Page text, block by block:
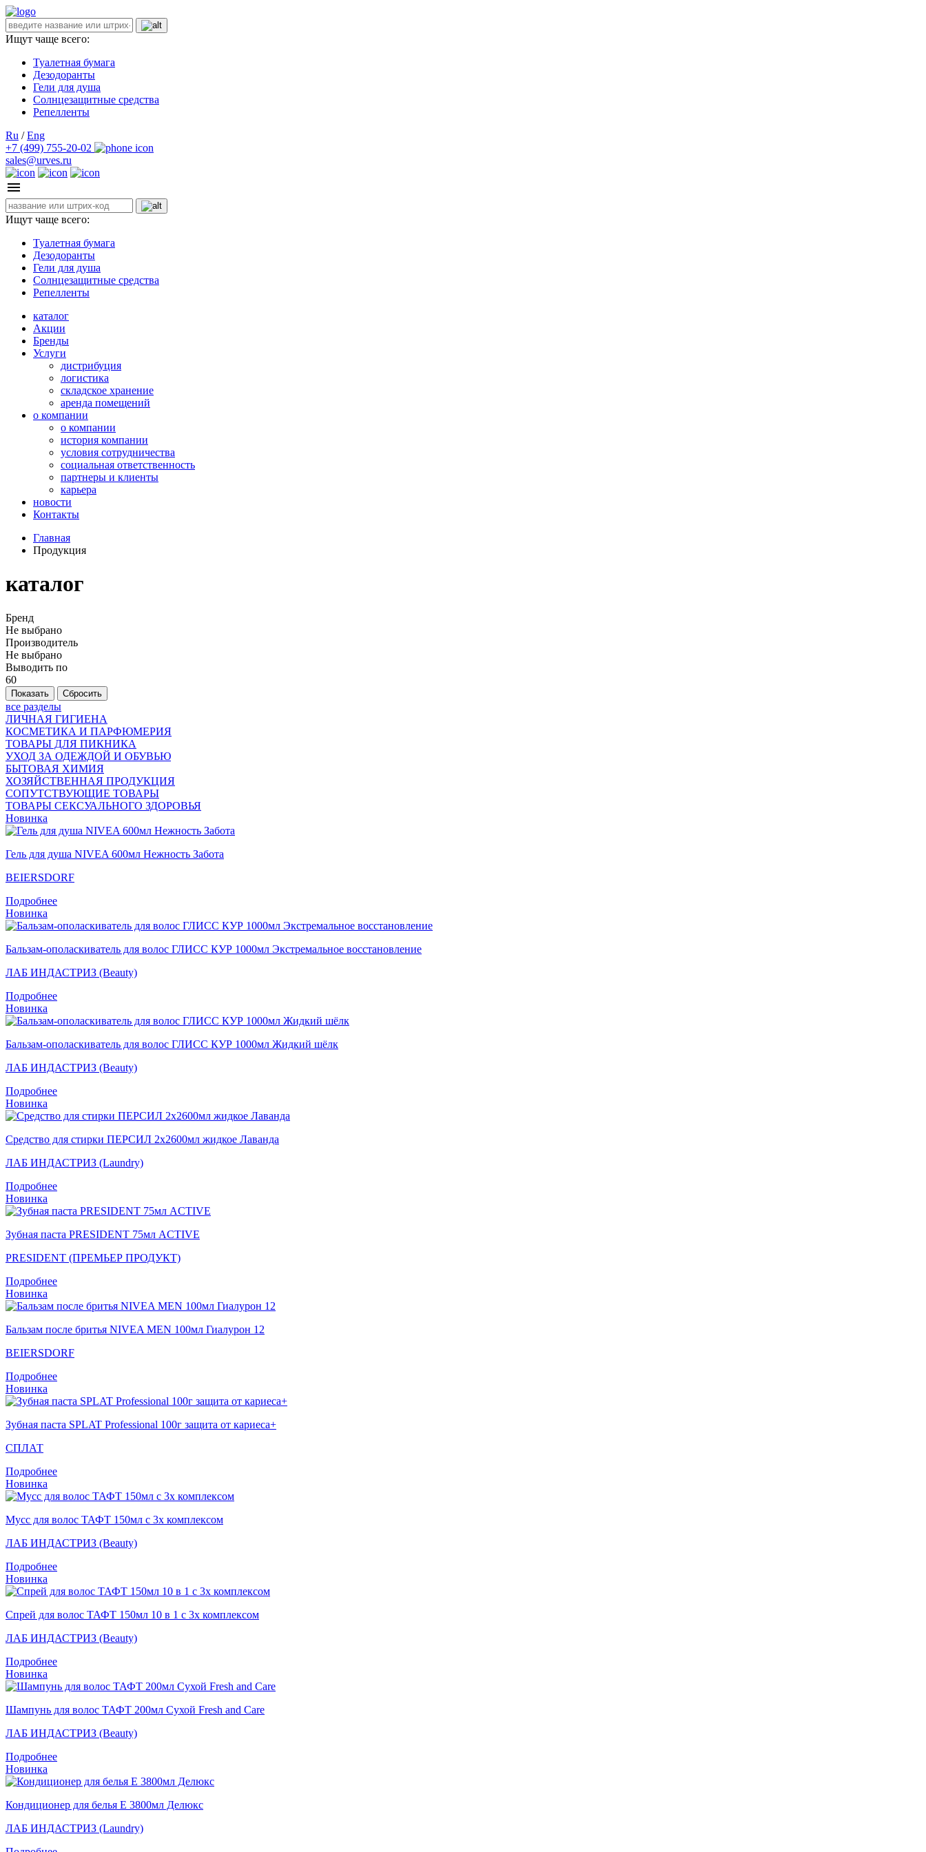
Ищут чаще всего:
Туалетная бумага
Дезодоранты
Гели для душа
Солнцезащитные средства
Репелленты
Ru / Eng
+7 (499) 755-20-02
sales@urves.ru
Ищут чаще всего:
Туалетная бумага
Дезодоранты
Гели для душа
Солнцезащитные средства
Репелленты
каталог
Акции
Бренды
Услуги
дистрибуция
логистика
складское хранение
аренда помещений
о компании
о компании
история компании
условия сотрудничества
социальная ответственность
партнеры и клиенты
карьера
новости
Контакты
Главная
Продукция
каталог
Бренд
Не выбрано
Производитель
Не выбрано
Выводить по
60
все разделы
ЛИЧНАЯ ГИГИЕНА
КОСМЕТИКА И ПАРФЮМЕРИЯ
ТОВАРЫ ДЛЯ ПИКНИКА
УХОД ЗА ОДЕЖДОЙ И ОБУВЬЮ
БЫТОВАЯ ХИМИЯ
ХОЗЯЙСТВЕННАЯ ПРОДУКЦИЯ
СОПУТСТВУЮЩИЕ ТОВАРЫ
ТОВАРЫ СЕКСУАЛЬНОГО ЗДОРОВЬЯ
Новинка
Гель для душа NIVEA 600мл Нежность Забота
BEIERSDORF
Подробнее
Новинка
Бальзам-ополаскиватель для волос ГЛИСС КУР 1000мл Экстремальное восстановление
ЛАБ ИНДАСТРИЗ (Beauty)
Подробнее
Новинка
Бальзам-ополаскиватель для волос ГЛИСС КУР 1000мл Жидкий шёлк
ЛАБ ИНДАСТРИЗ (Beauty)
Подробнее
Новинка
Средство для стирки ПЕРСИЛ 2х2600мл жидкое Лаванда
ЛАБ ИНДАСТРИЗ (Laundry)
Подробнее
Новинка
Зубная паста PRESIDENT 75мл ACTIVE
PRESIDENT (ПРЕМЬЕР ПРОДУКТ)
Подробнее
Новинка
Бальзам после бритья NIVEA MEN 100мл Гиалурон 12
BEIERSDORF
Подробнее
Новинка
Зубная паста SPLAT Professional 100г защита от кариеса+
СПЛАТ
Подробнее
Новинка
Мусс для волос ТАФТ 150мл с 3х комплексом
ЛАБ ИНДАСТРИЗ (Beauty)
Подробнее
Новинка
Спрей для волос ТАФТ 150мл 10 в 1 с 3х комплексом
ЛАБ ИНДАСТРИЗ (Beauty)
Подробнее
Новинка
Шампунь для волос ТАФТ 200мл Сухой Fresh and Care
ЛАБ ИНДАСТРИЗ (Beauty)
Подробнее
Новинка
Кондиционер для белья Е 3800мл Делюкс
ЛАБ ИНДАСТРИЗ (Laundry)